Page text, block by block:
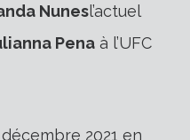
Nunesl’actuel
Pena à l’UFC
2021 en